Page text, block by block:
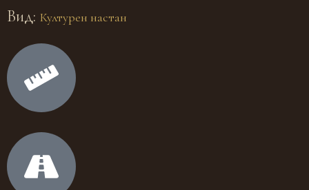
Вид: Културен настан